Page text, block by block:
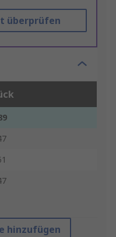
überprüfen
hinzufügen